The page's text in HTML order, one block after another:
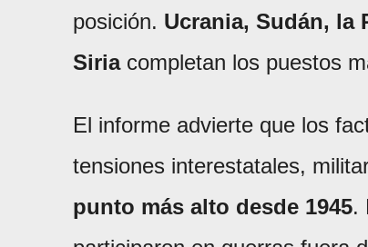
posición. Ucrania, Sudán, la
Siria completan los puestos
El informe advierte que los
tensiones interestatales,
punto más alto desde 1945.